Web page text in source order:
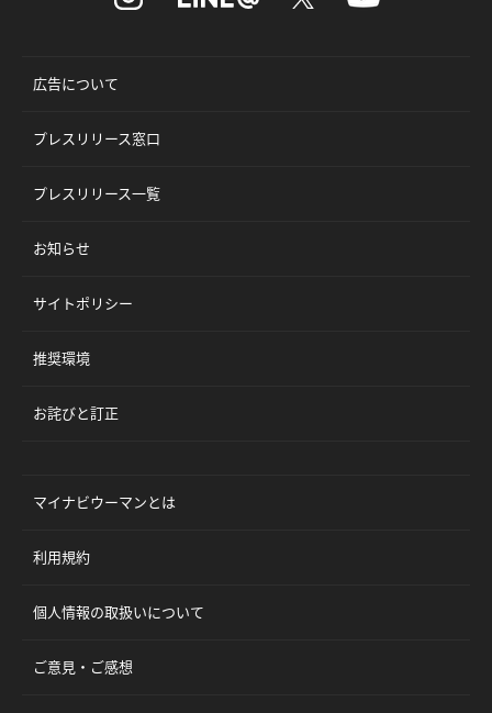
広告について
プレスリリース窓口
プレスリリース一覧
お知らせ
サイトポリシー
推奨環境
お詫びと訂正
マイナビウーマンとは
利用規約
個人情報の取扱いについて
ご意見・ご感想